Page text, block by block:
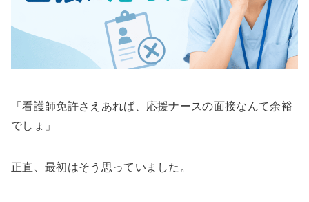
「看護師免許さえあれば、応援ナースの面接なんて余裕
でしょ」
正直、最初はそう思っていました。